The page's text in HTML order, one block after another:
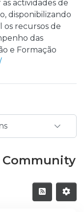
actividades de
disponibilizando
os recursos de
das
e Formação